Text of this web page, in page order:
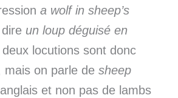
a wolf in sheep’s
un loup déguisé en
deux locutions sont donc
mais on parle de sheep
et non pas de lambs